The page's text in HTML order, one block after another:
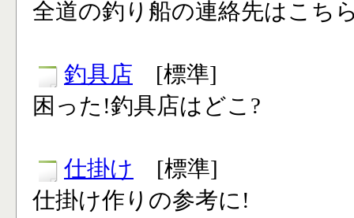
全道の釣り船の連絡先はこち
釣具店 [標準]
困った!釣具店はどこ?
仕掛け [標準]
仕掛け作りの参考に!